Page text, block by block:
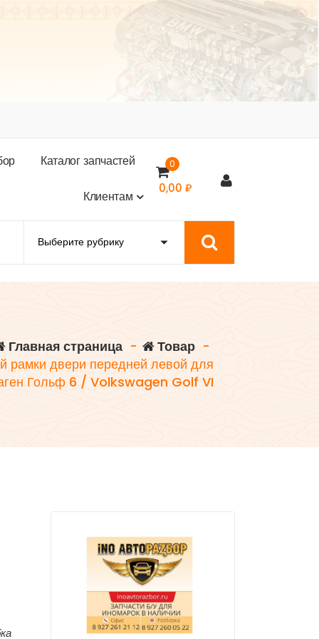
ор Каталогзапчастей
Клиентам
0
0,00 ₽
Главная страница - Товар -
рамки двери передней левой для
Гольф 6 / Volkswagen Golf VI